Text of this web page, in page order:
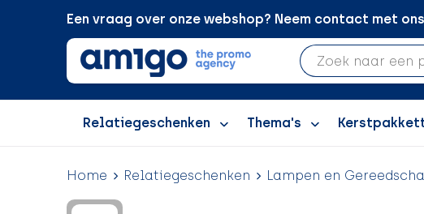
Een vraag over onze webshop? Neem contact met
Relatiegeschenken Thema's
Home Relatiegeschenken Lampen en